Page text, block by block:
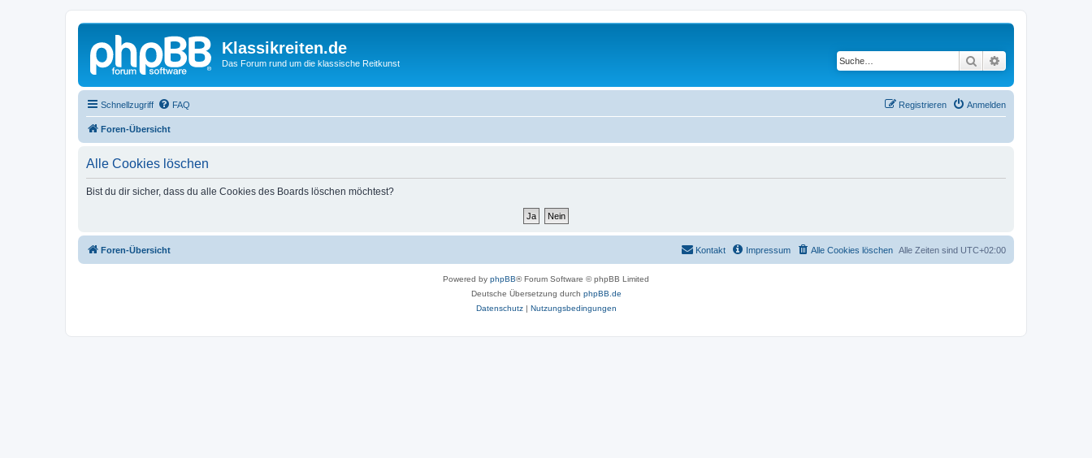
Klassikreiten.de
Das Forum rund um die klassische Reitkunst Suche
Schnellzugriff FAQ Anmelden
Registrieren
Foren-Übersicht
Alle Cookies löschen
Bist du dir sicher, dass du alle Cookies des Boards löschen möchtest?
Foren-Übersicht Alle Zeiten sind UTC+02:00
Alle Cookies löschen
Impressum
Kontakt
Powered by phpBB® Forum Software © phpBB Limited
Deutsche Übersetzung durch phpBB.de
Datenschutz| Nutzungsbedingungen